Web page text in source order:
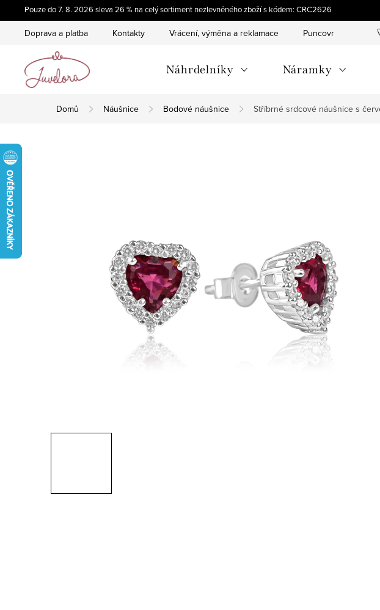
na
Pouze do 7. 8. 2026 sleva 26 % na celý sortiment nezlevněného zboží s kódem: CRC2626
Doprava a platba Kontakty Vrácení, výměna a reklamace Puncovní značky
Náhrdelníky Náramky
Domů Náušnice Bodové náušnice Stříbrné srdcové náušnice s